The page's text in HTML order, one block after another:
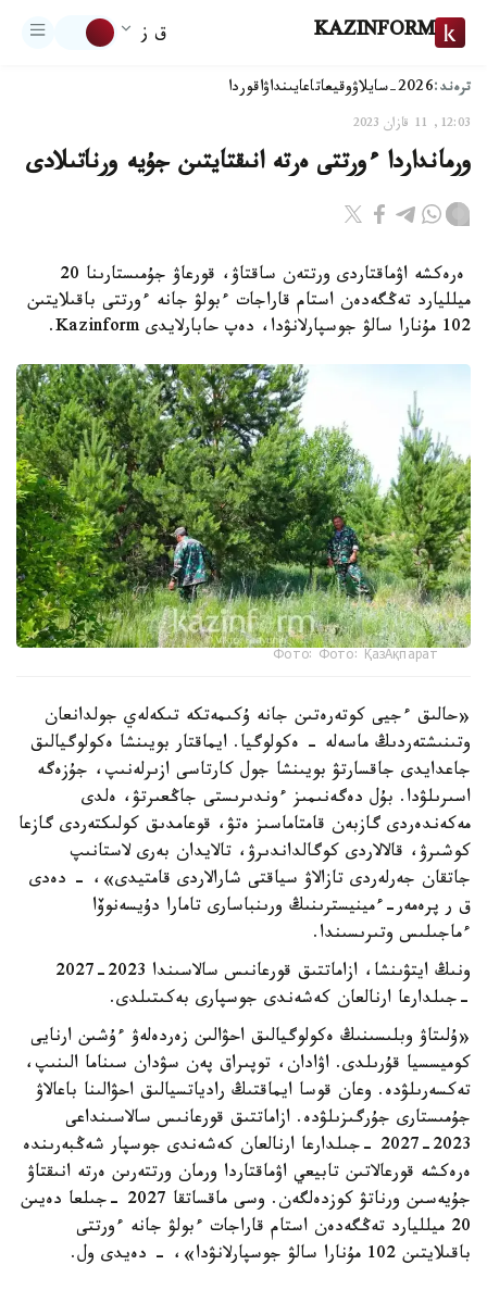
KAZINFORM ق ز
ترەند:2026-سايلاۋ وقيعاتاعايىنداۋاقوردا
12:03, 11 قازان 2023
ورمانداردا ءورتتى ەرتە انىقتايتىن جۇيە ورناتىلادى
ەرەكشە اۋماقتاردى ورتتەن ساقتاۋ، قورعاۋ جۇمىستارىنا 20
ميلليارد تەڭگەدەن استام قاراجات ءبولۋ جانە ءورتتى باقىلايتىن
102 مۇنارا سالۋ جوسپارلانۋدا، دەپ حابارلايدى Kazinform.
Фото: Фото: ҚазАқпарат
«حالىق ءجيى كوتەرەتىن جانە ۇكىمەتكە تىكەلەي جولدانعان
وتىنىشتەردىڭ ماسەلە - ەكولوگيا. ايماقتار بويىنشا ەكولوگيالىق
جاعدايدى جاقسارتۋ بويىنشا جول كارتاسى ازىرلەنىپ، جۇزەگە
اسىرىلۋدا. بۇل دەگەنىمىز ءوندىرىستى جاڭعىرتۋ، ەلدى
مەكەندەردى گازبەن قامتاماسىز ەتۋ، قوعامدىق كولىكتەردى گازعا
كوشىرۋ، قالالاردى كوگالداندىرۋ، تالايدان بەرى لاستانىپ
جاتقان جەرلەردى تازالاۋ سياقتى شارالاردى قامتيدى»، - دەدى
ق ر پرەمەر-ءمينيسترىنىڭ ورىنباسارى تامارا دۇيسەنوۆا
ءماجىلىس وتىرىسىندا.
ونىڭ ايتۋىنشا، ازاماتتىق قورعانىس سالاسىندا 2023-2027
-جىلدارعا ارنالعان كەشەندى جوسپارى بەكىتىلدى.
«ۇلىتاۋ وبلىسىنىڭ ەكولوگيالىق احۋالىن زەردەلەۋ ءۇشىن ارنايى
كوميسسيا قۇرىلدى. اۋادان، توپىراق پەن سۋدان سىناما الىنىپ،
تەكسەرىلۋدە. وعان قوسا ايماقتىڭ رادياتسيالىق احۋالىنا باعالاۋ
جۇمىستارى جۇرگىزىلۋدە. ازاماتتىق قورعانىس سالاسىنداعى
2023-2027 -جىلدارعا ارنالعان كەشەندى جوسپار شەڭبەرىندە
ەرەكشە قورعالاتىن تابيعي اۋماقتاردا ورمان ورتتەرىن ەرتە انىقتاۋ
جۇيەسىن ورناتۋ كوزدەلگەن. وسى ماقساتقا 2027 -جىلعا دەيىن
20 ميلليارد تەڭگەدەن استام قاراجات ءبولۋ جانە ءورتتى
باقىلايتىن 102 مۇنارا سالۋ جوسپارلانۋدا»، - دەيدى ول.